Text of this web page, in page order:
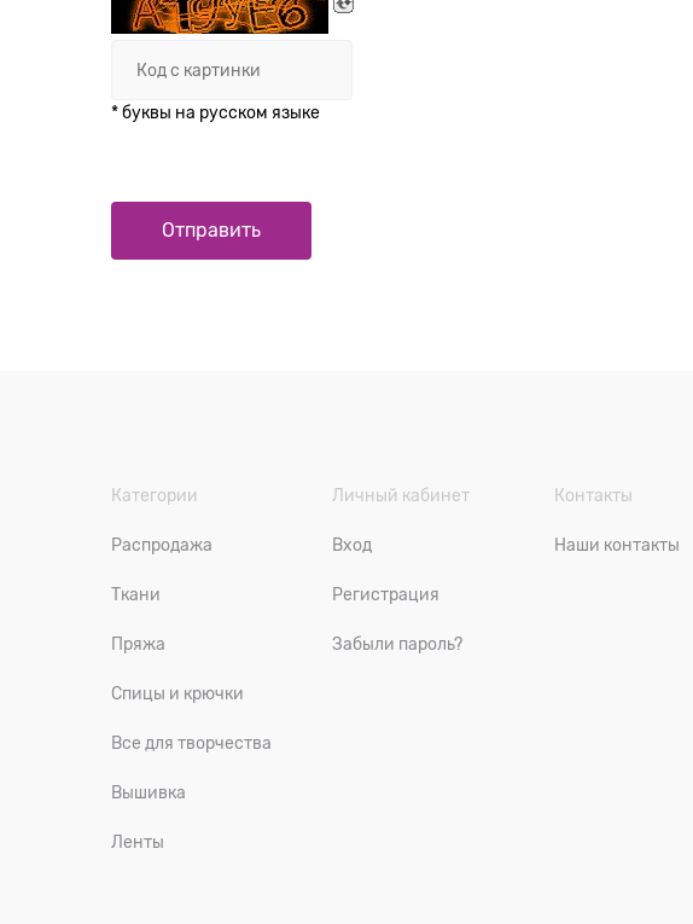
* буквы на русском языке
Категории
Распродажа
Ткани
Пряжа
Спицы и крючки
Все для творчества
Вышивка
Ленты
Личный кабинет
Вход
Регистрация
Забыли пароль?
Контакты
Наши контакты